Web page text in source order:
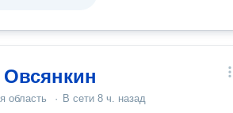
область · В сети 8 ч. назад